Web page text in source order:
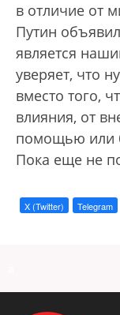
в отличие от
Путин
является
уверяет, что
вместо того,
влияния, от
помощью или
Пока еще не
X (Twitter) Telegram